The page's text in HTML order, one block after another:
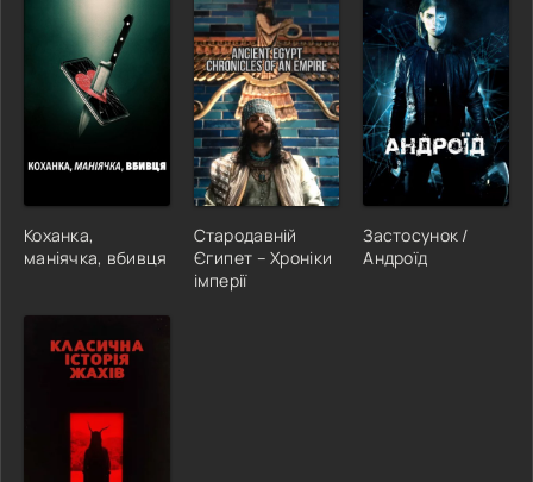
Коханка,
маніячка, вбивця
Стародавній
Єгипет – Хроніки
імперії
Застосунок /
Андроїд